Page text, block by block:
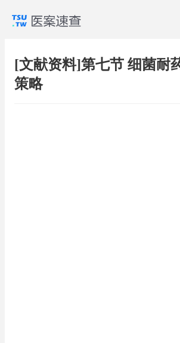
[文献资料]第七节 细菌耐
策略